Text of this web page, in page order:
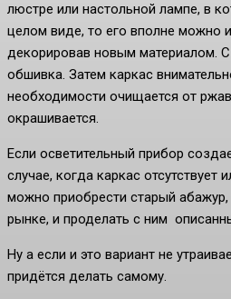
люстре или настольной лампе, в
целом виде, то его вполне можно
декорировав новым материалом.
обшивка. Затем каркас
необходимости очищается от
окрашивается.
Если осветительный прибор
случае, когда каркас отсутствует
можно приобрести старый
рынке, и проделать с ним
Ну а если и это вариант не
придётся делать самому.